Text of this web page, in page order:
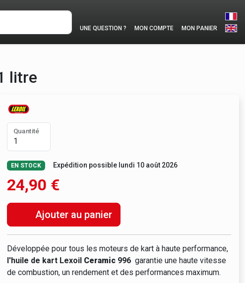
UNE QUESTION ? MON COMPTE MON PANIER
litre
Quantité
EN STOCK Expédition possible lundi 10 août 2026
24,90 €
Ajouter au panier
Développée pour tous les moteurs de kart à haute performance,
l'huile de kart Lexoil Ceramic 996 garantie une haute vitesse
de combustion, un rendement et des performances maximum.